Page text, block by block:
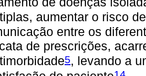
aumentar o risco
entre os
de prescrições,
5, levando a